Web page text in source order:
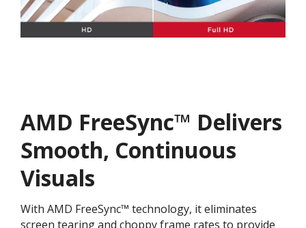
AMD FreeSync™ Delivers
Smooth, Continuous
Visuals
With AMD FreeSync™ technology, it eliminates
screen tearing and choppy frame rates to provide